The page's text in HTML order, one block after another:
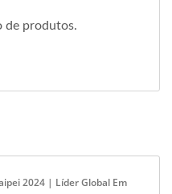
de produtos.
2024 | Líder Global Em